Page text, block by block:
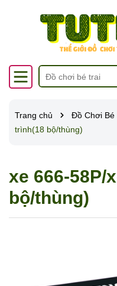
Trang chủ Đồ Chơi Bé
trình(18 bộ/thùng)
xe 666-58P/
bộ/thùng)